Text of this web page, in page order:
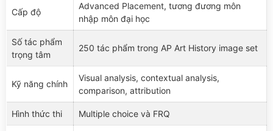
Cấp độ
Advanced Placement, tương đương môn
nhập môn đại học
Số tác phẩm
trọng tâm
250 tác phẩm trong AP Art History image set
Kỹ năng chính
Visual analysis, contextual analysis,
comparison, attribution
Hình thức thi Multiple choice và FRQ